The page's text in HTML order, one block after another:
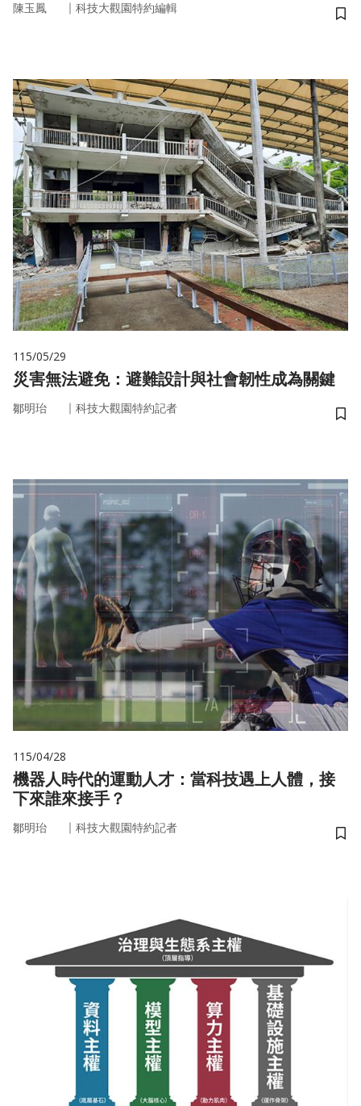
陳玉鳳 ｜ 科技大觀園特約編輯
儲
115/05/29
災害無法避免：避難設計與社會韌性成為關鍵
鄒明珆 ｜ 科技大觀園特約記者
儲
115/04/28
機器人時代的運動人才：當科技遇上人體，接
下來誰來接手？
鄒明珆 ｜ 科技大觀園特約記者
儲